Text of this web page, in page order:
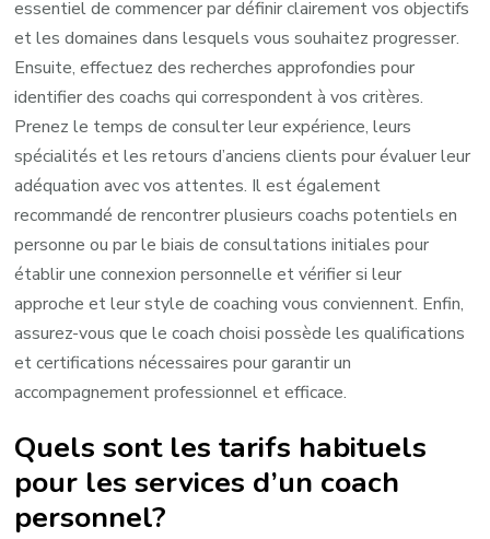
essentiel de commencer par définir clairement vos objectifs
et les domaines dans lesquels vous souhaitez progresser.
Ensuite, effectuez des recherches approfondies pour
identifier des coachs qui correspondent à vos critères.
Prenez le temps de consulter leur expérience, leurs
spécialités et les retours d’anciens clients pour évaluer leur
adéquation avec vos attentes. Il est également
recommandé de rencontrer plusieurs coachs potentiels en
personne ou par le biais de consultations initiales pour
établir une connexion personnelle et vérifier si leur
approche et leur style de coaching vous conviennent. Enfin,
assurez-vous que le coach choisi possède les qualifications
et certifications nécessaires pour garantir un
accompagnement professionnel et efficace.
Quels sont les tarifs habituels
pour les services d’un coach
personnel?